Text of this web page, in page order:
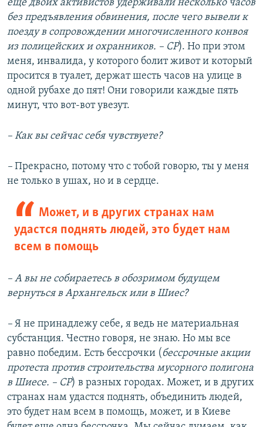
еще двоих активистов удерживали несколько часов
без предъявления обвинения, после чего вывели к
поезду в сопровождении многочисленного конвоя
из полицейских и охранников. –​ СР). Но при этом
меня, инвалида, у которого болит живот и который
просится в туалет, держат шесть часов на улице в
одной рубахе до пят! Они говорили каждые пять
минут, что вот-вот увезут.
–​ Как вы сейчас себя чувствуете?
–​ Прекрасно, потому что с тобой говорю, ты у меня
не только в ушах, но и в сердце.
Может, и в других странах нам
удастся поднять людей, это будет нам
всем в помощь
–​ А вы не собираетесь в обозримом будущем
вернуться в Архангельск или в Шиес?
–​ Я не принадлежу себе, я ведь не материальная
субстанция. Честно говоря, не знаю. Но мы все
равно победим. Есть бессрочки ( бессрочные акции
протеста против строительства мусорного полигона
в Шиесе. –​ СР) в разных городах. Может, и в других
странах нам удастся поднять, объединить людей,
это будет нам всем в помощь, может, и в Киеве